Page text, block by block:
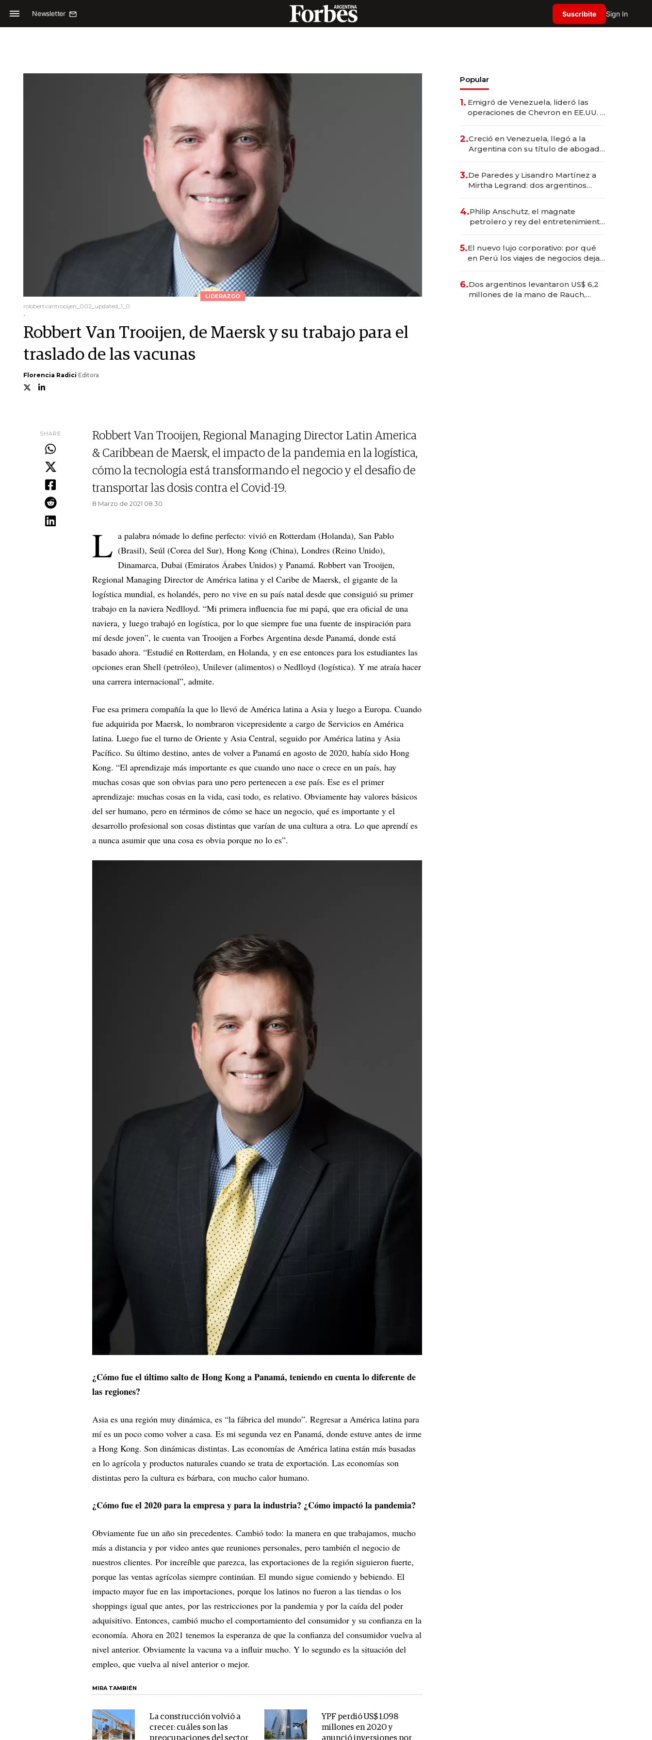
Newsletter Suscribite Sign In
LIDERAZGO
robbertvantrooijen_002_updated_1_0
.
Robbert Van Trooijen, de Maersk y su trabajo para el
traslado de las vacunas
Florencia Radici Editora
SHARE
Robbert Van Trooijen, Regional Managing Director Latin America
& Caribbean de Maersk, el impacto de la pandemia en la logística,
cómo la tecnología está transformando el negocio y el desafío de
transportar las dosis contra el Covid-19.
8 Marzo de 2021 08.30
L a palabra nómade lo define perfecto: vivió en Rotterdam (Holanda), San Pablo
(Brasil), Seúl (Corea del Sur), Hong Kong (China), Londres (Reino Unido),
Dinamarca, Dubai (Emiratos Árabes Unidos) y Panamá. Robbert van Trooijen,
Regional Managing Director de América latina y el Caribe de Maersk, el gigante de la
logística mundial, es holandés, pero no vive en su país natal desde que consiguió su primer
trabajo en la naviera Nedlloyd. “Mi primera influencia fue mi papá, que era oficial de una
naviera, y luego trabajó en logística, por lo que siempre fue una fuente de inspiración para
mí desde joven”, le cuenta van Trooijen a Forbes Argentina desde Panamá, donde está
basado ahora. “Estudié en Rotterdam, en Holanda, y en ese entonces para los estudiantes las
opciones eran Shell (petróleo), Unilever (alimentos) o Nedlloyd (logística). Y me atraía hacer
una carrera internacional”, admite.
Fue esa primera compañía la que lo llevó de América latina a Asia y luego a Europa. Cuando
fue adquirida por Maersk, lo nombraron vicepresidente a cargo de Servicios en América
latina. Luego fue el turno de Oriente y Asia Central, seguido por América latina y Asia
Pacífico. Su último destino, antes de volver a Panamá en agosto de 2020, había sido Hong
Kong. “El aprendizaje más importante es que cuando uno nace o crece en un país, hay
muchas cosas que son obvias para uno pero pertenecen a ese país. Ese es el primer
aprendizaje: muchas cosas en la vida, casi todo, es relativo. Obviamente hay valores básicos
del ser humano, pero en términos de cómo se hace un negocio, qué es importante y el
desarrollo profesional son cosas distintas que varían de una cultura a otra. Lo que aprendí es
a nunca asumir que una cosa es obvia porque no lo es”.
¿Cómo fue el último salto de Hong Kong a Panamá, teniendo en cuenta lo diferente de
las regiones?
Asia es una región muy dinámica, es “la fábrica del mundo”. Regresar a América latina para
mí es un poco como volver a casa. Es mi segunda vez en Panamá, donde estuve antes de irme
a Hong Kong. Son dinámicas distintas. Las economías de América latina están más basadas
en lo agrícola y productos naturales cuando se trata de exportación. Las economías son
distintas pero la cultura es bárbara, con mucho calor humano.
¿Cómo fue el 2020 para la empresa y para la industria? ¿Cómo impactó la pandemia?
Obviamente fue un año sin precedentes. Cambió todo: la manera en que trabajamos, mucho
más a distancia y por video antes que reuniones personales, pero también el negocio de
nuestros clientes. Por increíble que parezca, las exportaciones de la región siguieron fuerte,
porque las ventas agrícolas siempre continúan. El mundo sigue comiendo y bebiendo. El
impacto mayor fue en las importaciones, porque los latinos no fueron a las tiendas o los
shoppings igual que antes, por las restricciones por la pandemia y por la caída del poder
adquisitivo. Entonces, cambió mucho el comportamiento del consumidor y su confianza en la
economía. Ahora en 2021 tenemos la esperanza de que la confianza del consumidor vuelva al
nivel anterior. Obviamente la vacuna va a influir mucho. Y lo segundo es la situación del
empleo, que vuelva al nivel anterior o mejor.
MIRA TAMBIÉN
La construcción volvió a
crecer: cuáles son las
preocupaciones del sector
YPF perdió US$ 1.098
millones en 2020 y
anunció inversiones por
Popular
1. Emigró de Venezuela, lideró las
operaciones de Chevron en EE.UU. y
2.Creció en Venezuela, llegó a la
Argentina con su título de abogado
marcas "fast premium"
3.De Paredes y Lisandro Martínez a
Mirtha Legrand: dos argentinos
4.Philip Anschutz, el magnate
petrolero y rey del entretenimiento
5.El nuevo lujo corporativo: por qué
en Perú los viajes de negocios dejan
en experiencias transformadoras
6.Dos argentinos levantaron US$ 6,2
millones de la mano de Rauch,